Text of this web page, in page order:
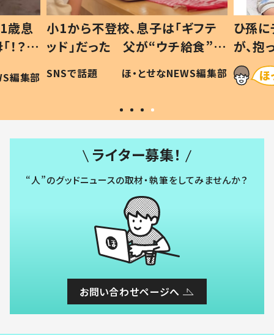
歳息
？」
編集部
小1から不登校、息子は「ギフテ
ッド」だった 父が“ウチ給食”を
作り続ける理由とは #令和の親
#令和の子
SNSで話題 ほ・とせなNEWS編集部
ひ孫
が、
「涙が
い」
ライター募集！
“人”のグッドニュースの取材・執筆をしてみませんか？
お問い合わせページへ